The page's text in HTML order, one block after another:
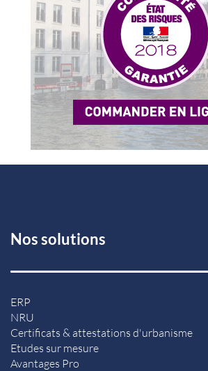
Nos solutions
ERP
NRU
Certificats & attestations d'urbanisme
Etudes sur mesure
Avantages Pro